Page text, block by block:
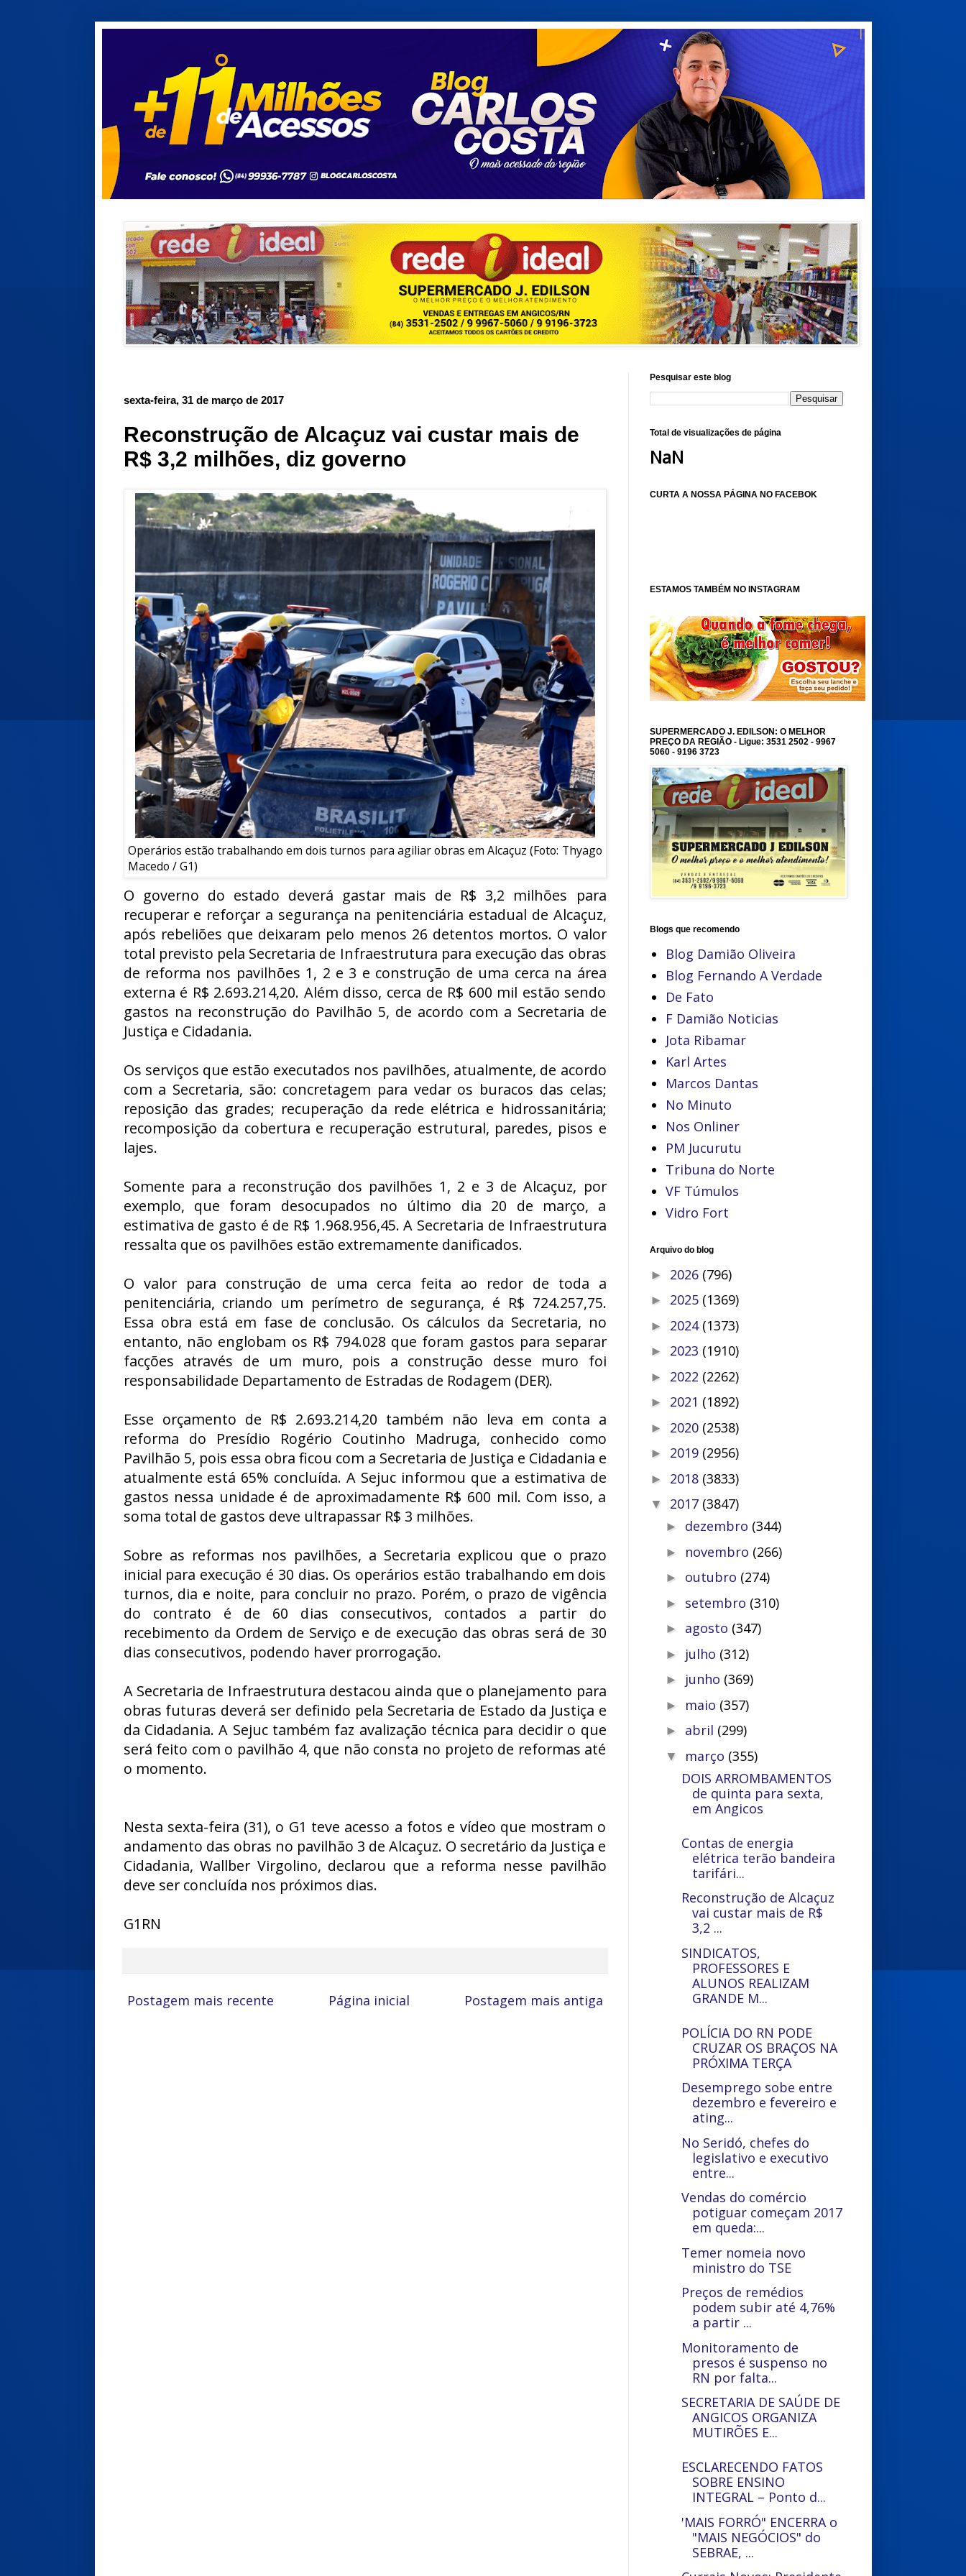
sexta-feira, 31 de março de 2017
Reconstrução de Alcaçuz vai custar mais de
R$ 3,2 milhões, diz governo
Operários estão trabalhando em dois turnos para agiliar obras em Alcaçuz (Foto: Thyago
Macedo / G1)
O governo do estado deverá gastar mais de R$ 3,2 milhões para
recuperar e reforçar a segurança na penitenciária estadual de Alcaçuz,
após rebeliões que deixaram pelo menos 26 detentos mortos. O valor
total previsto pela Secretaria de Infraestrutura para execução das obras
de reforma nos pavilhões 1, 2 e 3 e construção de uma cerca na área
externa é R$ 2.693.214,20. Além disso, cerca de R$ 600 mil estão sendo
gastos na reconstrução do Pavilhão 5, de acordo com a Secretaria de
Justiça e Cidadania.
Os serviços que estão executados nos pavilhões, atualmente, de acordo
com a Secretaria, são: concretagem para vedar os buracos das celas;
reposição das grades; recuperação da rede elétrica e hidrossanitária;
recomposição da cobertura e recuperação estrutural, paredes, pisos e
lajes.
Somente para a reconstrução dos pavilhões 1, 2 e 3 de Alcaçuz, por
exemplo, que foram desocupados no último dia 20 de março, a
estimativa de gasto é de R$ 1.968.956,45. A Secretaria de Infraestrutura
ressalta que os pavilhões estão extremamente danificados.
O valor para construção de uma cerca feita ao redor de toda a
penitenciária, criando um perímetro de segurança, é R$ 724.257,75.
Essa obra está em fase de conclusão. Os cálculos da Secretaria, no
entanto, não englobam os R$ 794.028 que foram gastos para separar
facções através de um muro, pois a construção desse muro foi
responsabilidade Departamento de Estradas de Rodagem (DER).
Esse orçamento de R$ 2.693.214,20 também não leva em conta a
reforma do Presídio Rogério Coutinho Madruga, conhecido como
Pavilhão 5, pois essa obra ficou com a Secretaria de Justiça e Cidadania e
atualmente está 65% concluída. A Sejuc informou que a estimativa de
gastos nessa unidade é de aproximadamente R$ 600 mil. Com isso, a
soma total de gastos deve ultrapassar R$ 3 milhões.
Sobre as reformas nos pavilhões, a Secretaria explicou que o prazo
inicial para execução é 30 dias. Os operários estão trabalhando em dois
turnos, dia e noite, para concluir no prazo. Porém, o prazo de vigência
do contrato é de 60 dias consecutivos, contados a partir do
recebimento da Ordem de Serviço e de execução das obras será de 30
dias consecutivos, podendo haver prorrogação.
A Secretaria de Infraestrutura destacou ainda que o planejamento para
obras futuras deverá ser definido pela Secretaria de Estado da Justiça e
da Cidadania. A Sejuc também faz avalização técnica para decidir o que
será feito com o pavilhão 4, que não consta no projeto de reformas até
o momento.
Nesta sexta-feira (31), o G1 teve acesso a fotos e vídeo que mostram o
andamento das obras no pavilhão 3 de Alcaçuz. O secretário da Justiça e
Cidadania, Wallber Virgolino, declarou que a reforma nesse pavilhão
deve ser concluída nos próximos dias.
G1RN
Postagem mais recente Postagem mais antiga
Página inicial
Pesquisar este blog
Total de visualizações de página
NaN
CURTA A NOSSA PÁGINA NO FACEBOK
ESTAMOS TAMBÉM NO INSTAGRAM
SUPERMERCADO J. EDILSON: O MELHOR
PREÇO DA REGIÃO - Ligue: 3531 2502 - 9967
5060 - 9196 3723
Blogs que recomendo
Blog Damião Oliveira
Blog Fernando A Verdade
De Fato
F Damião Noticias
Jota Ribamar
Karl Artes
Marcos Dantas
No Minuto
Nos Onliner
PM Jucurutu
Tribuna do Norte
VF Túmulos
Vidro Fort
Arquivo do blog
► 2026 (796)
► 2025 (1369)
► 2024 (1373)
► 2023 (1910)
► 2022 (2262)
► 2021 (1892)
► 2020 (2538)
► 2019 (2956)
► 2018 (3833)
▼ 2017 (3847)
► dezembro (344)
► novembro (266)
► outubro (274)
► setembro (310)
► agosto (347)
► julho (312)
► junho (369)
► maio (357)
► abril (299)
▼ março (355)
DOIS ARROMBAMENTOS
de quinta para sexta,
em Angicos
Contas de energia
elétrica terão bandeira
tarifári...
Reconstrução de Alcaçuz
vai custar mais de R$
3,2 ...
SINDICATOS,
PROFESSORES E
ALUNOS REALIZAM
GRANDE M...
POLÍCIA DO RN PODE
CRUZAR OS BRAÇOS NA
PRÓXIMA TERÇA
Desemprego sobe entre
dezembro e fevereiro e
ating...
No Seridó, chefes do
legislativo e executivo
entre...
Vendas do comércio
potiguar começam 2017
em queda:...
Temer nomeia novo
ministro do TSE
Preços de remédios
podem subir até 4,76%
a partir ...
Monitoramento de
presos é suspenso no
RN por falta...
SECRETARIA DE SAÚDE DE
ANGICOS ORGANIZA
MUTIRÕES E...
ESCLARECENDO FATOS
SOBRE ENSINO
INTEGRAL – Ponto d...
'MAIS FORRÓ" ENCERRA o
"MAIS NEGÓCIOS" do
SEBRAE, ...